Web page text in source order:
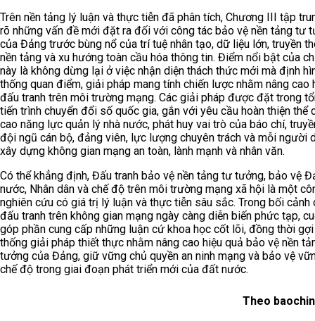
Trên nền tảng lý luận và thực tiễn đã phân tích, Chương III tập
rõ những vấn đề mới đặt ra đối với công tác bảo vệ nền tảng tư
của Đảng trước bùng nổ của trí tuệ nhân tạo, dữ liệu lớn, truyền
nền tảng và xu hướng toàn cầu hóa thông tin. Điểm nổi bật của
này là không dừng lại ở việc nhận diện thách thức mới mà định
thống quan điểm, giải pháp mang tính chiến lược nhằm nâng cao
đấu tranh trên môi trường mạng. Các giải pháp được đặt trong
tiến trình chuyển đổi số quốc gia, gắn với yêu cầu hoàn thiện thể
cao năng lực quản lý nhà nước, phát huy vai trò của báo chí,
đội ngũ cán bộ, đảng viên, lực lượng chuyên trách và mỗi người
xây dựng không gian mạng an toàn, lành mạnh và nhân văn.
Có thể khẳng định, Đấu tranh bảo vệ nền tảng tư tưởng, bảo vệ
nước, Nhân dân và chế độ trên môi trường mạng xã hội là một
nghiên cứu có giá trị lý luận và thực tiễn sâu sắc. Trong bối cảnh
đấu tranh trên không gian mạng ngày càng diễn biến phức tạp,
góp phần cung cấp những luận cứ khoa học cốt lõi, đồng thời
thống giải pháp thiết thực nhằm nâng cao hiệu quả bảo vệ nền
tưởng của Đảng, giữ vững chủ quyền an ninh mạng và bảo vệ
chế độ trong giai đoạn phát triển mới của đất nước.
Theo